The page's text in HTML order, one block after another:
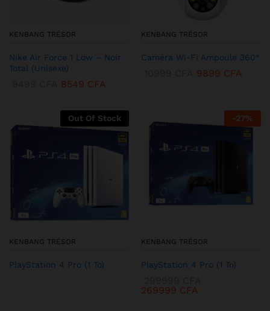
KENBANG TRÉSOR
Nike Air Force 1 Low – Noir
Total (Unisexe)
8549 CFA
KENBANG TRÉSOR
Caméra Wi-Fi Ampoule 360°
9899 CFA
Out Of Stock
KENBANG TRÉSOR
PlayStation 4 Pro (1 To)
-27%
KENBANG TRÉSOR
PlayStation 4 Pro (1 To)
269999 CFA